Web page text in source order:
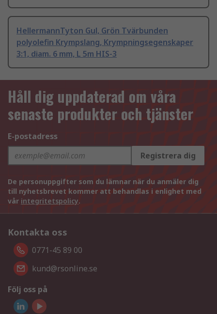
HellermannTyton Gul, Grön Tvärbunden
polyolefin Krympslang, Krympningsegenskaper
3:1, diam. 6 mm, L 5m HIS-3
Håll dig uppdaterad om våra
senaste produkter och tjänster
E-postadress
Registrera dig
De personuppgifter som du lämnar när du anmäler dig
till nyhetsbrevet kommer att behandlas i enlighet med
vår integritetspolicy.
Kontakta oss
0771-45 89 00
kund@rsonline.se
Följ oss på